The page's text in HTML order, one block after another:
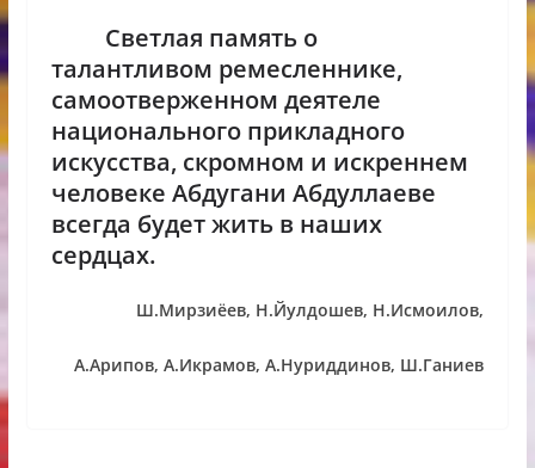
Светлая память о
талантливом ремесленнике,
самоотверженном деятеле
национального прикладного
искусства, скромном и искреннем
человеке Абдугани Абдуллаеве
всегда будет жить в наших
сердцах.
Ш.Мирзиёев, Н.Йулдошев, Н.Исмоилов,
А.Арипов, А.Икрамов, А.Нуриддинов, Ш.Ганиев